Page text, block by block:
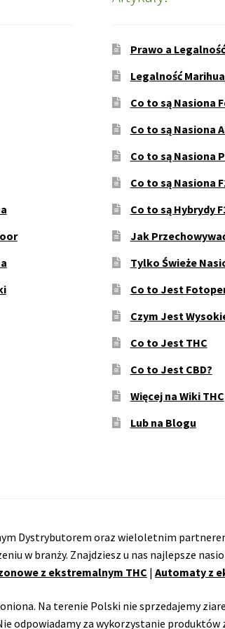
Prawo a
Legalność
Co to są Nasiona
Co to są Nasiona
Co to są Nasiona
Co to są Nasiona
Co to są Hybrydy
Jak
Tylko Świeże
Co to Jest
Czym Jest
Co to Jest THC
Co to Jest CBD?
Więcej na Wiki THC
Lub na Blogu
Dystrybutorem oraz wieloletnim
w branży. Znajdziesz u nas najlepsze
z ekstremalnym THC | Automaty z
Na terenie Polski nie sprzedajemy
odpowiadamy za wykorzystanie